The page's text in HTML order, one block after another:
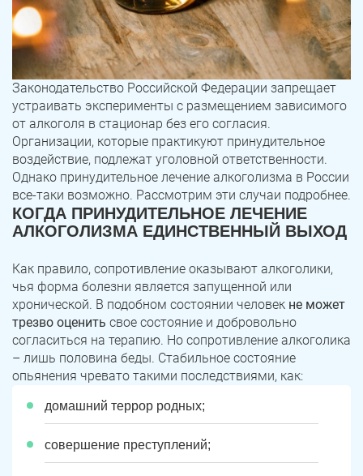
Законодательство Российской Федерации запрещает
устраивать эксперименты с размещением зависимого
от алкоголя в стационар без его согласия.
Организации, которые практикуют принудительное
воздействие, подлежат уголовной ответственности.
Однако принудительное лечение алкоголизма в России
все-таки возможно. Рассмотрим эти случаи подробнее.
КОГДА ПРИНУДИТЕЛЬНОЕ ЛЕЧЕНИЕ
АЛКОГОЛИЗМА ЕДИНСТВЕННЫЙ ВЫХОД
Как правило, сопротивление оказывают алкоголики,
чья форма болезни является запущенной или
хронической. В подобном состоянии человек не может
трезво оценить свое состояние и добровольно
согласиться на терапию. Но сопротивление алкоголика
– лишь половина беды. Стабильное состояние
опьянения чревато такими последствиями, как:
домашний террор родных;
совершение преступлений;